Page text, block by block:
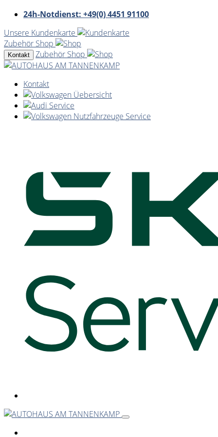
24h-Notdienst: +49(0) 4451 91100
Unsere Kundenkarte
Zubehör Shop
Kontakt Zubehör Shop
Kontakt